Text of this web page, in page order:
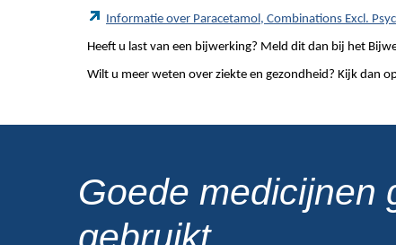
Informatie over Paracetamol, Combinations Excl.
Heeft u last van een bijwerking? Meld dit dan bij het
Wilt u meer weten over ziekte en gezondheid? Kijk dan
Goede medicijnen